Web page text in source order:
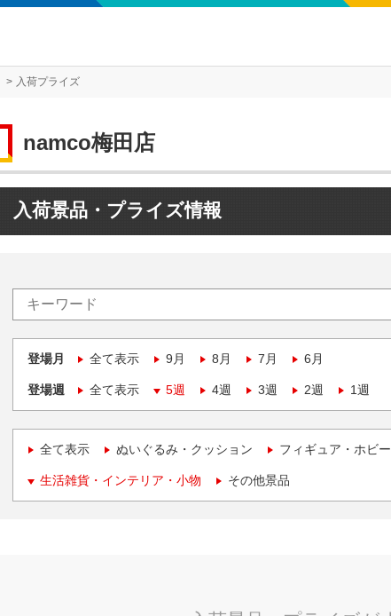
入荷プライズ
namco梅田店
入荷景品・プライズ情報
登場月 全て表示 9月 8月 7月 6月
登場週 全て表示 5週 4週 3週 2週 1週
全て表示 ぬいぐるみ・クッション フィギュア・ホビー
生活雑貨・インテリア・小物 その他景品